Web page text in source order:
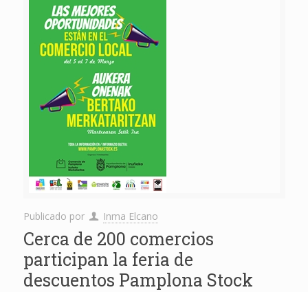
Publicado por Inma Elcano
Cerca de 200 comercios
participan la feria de
descuentos Pamplona Stock